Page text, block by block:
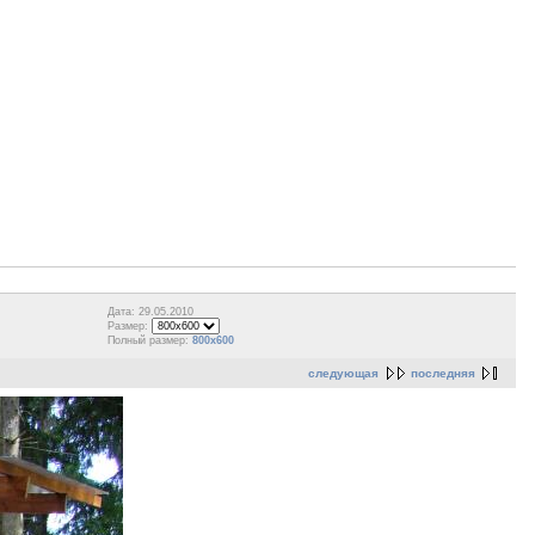
Дата: 29.05.2010
Размер:
Полный размер: 800x600
следующая последняя